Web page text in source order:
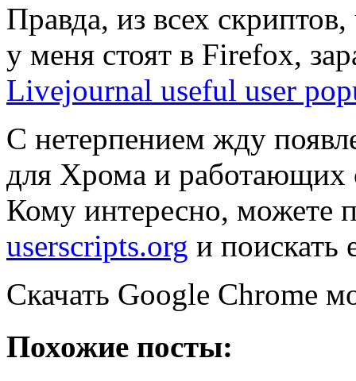
Правда, из всех
у меня стоят в Firefox,
Livejournal useful user
С нетерпением жду
для Хрома и работающих
Кому интересно, можете
userscripts.org и
Скачать Google Chrome
Похожие посты: